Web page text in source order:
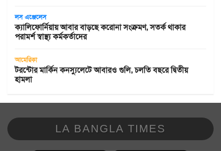
লস এঞ্জেলেস
ক্যালিফোর্নিয়ায় আবার বাড়ছে করোনা সংক্রমণ, সতর্ক থাকার
পরামর্শ স্বাস্থ্য কর্মকর্তাদের
আমেরিকা
টরন্টোর মার্কিন কনস্যুলেটে আবারও গুলি, চলতি বছরে দ্বিতীয়
হামলা
LA BANGLA TIMES